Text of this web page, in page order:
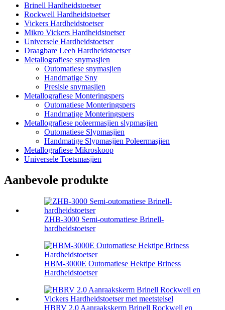
Brinell Hardheidstoetser
Rockwell Hardheidstoetser
Vickers Hardheidstoetser
Mikro Vickers Hardheidstoetser
Universele Hardheidstoetser
Draagbare Leeb Hardheidstoetser
Metallografiese snymasjien
Outomatiese snymasjien
Handmatige Sny
Presisie snymasjien
Metallografiese Monteringspers
Outomatiese Monteringspers
Handmatige Monteringspers
Metallografiese poleermasjien slypmasjien
Outomatiese Slypmasjien
Handmatige Slypmasjien Poleermasjien
Metallografiese Mikroskoop
Universele Toetsmasjien
Aanbevole produkte
ZHB-3000 Semi-outomatiese Brinell-
hardheidstoetser
HBM-3000E Outomatiese Hektipe Briness
Hardheidstoetser
HBRV 2.0 Aanraakskerm Brinell Rockwell en